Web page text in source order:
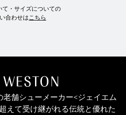
て・サイズについての
合わせはこちら
老舗シューメーカー<ジェイエム
えて受け継がれる伝統と優れた